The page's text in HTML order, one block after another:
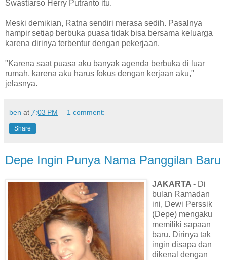
Swastiarso Herry Putranto itu.
Meski demikian, Ratna sendiri merasa sedih. Pasalnya
hampir setiap berbuka puasa tidak bisa bersama keluarga
karena dirinya terbentur dengan pekerjaan.
"Karena saat puasa aku banyak agenda berbuka di luar
rumah, karena aku harus fokus dengan kerjaan aku,"
jelasnya.
ben at 7:03 PM 1 comment:
Share
Depe Ingin Punya Nama Panggilan Baru
JAKARTA - Di
bulan Ramadan
ini, Dewi Perssik
(Depe) mengaku
memiliki sapaan
baru. Dirinya tak
ingin disapa dan
dikenal dengan